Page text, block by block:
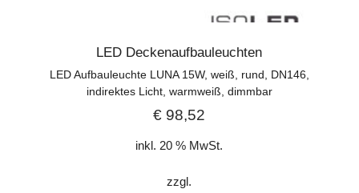
LED Deckenaufbauleuchten
LED Aufbauleuchte LUNA 15W, weiß, rund, DN146,
indirektes Licht, warmweiß, dimmbar
€ 98,52
inkl. 20 % MwSt.
zzgl.